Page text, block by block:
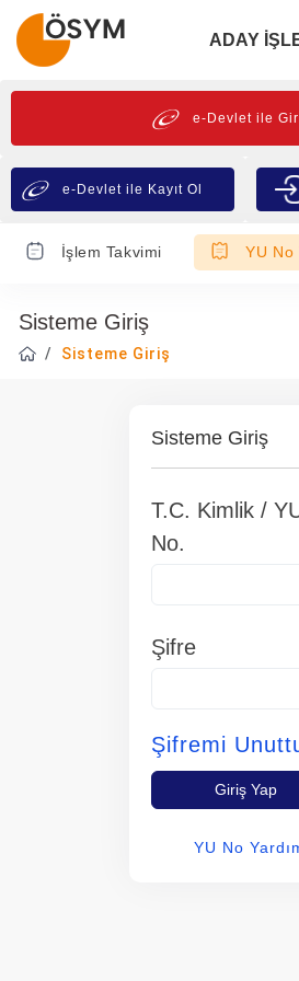
ADAY
e-Devlet ile
e-Devlet ile Kayıt Ol
İşlem Takvimi YU No
Sisteme Giriş
Sisteme Giriş
Sisteme Giriş
T.C. Kimlik /
No.
Şifre
Şifremi
Giriş Yap
YU No